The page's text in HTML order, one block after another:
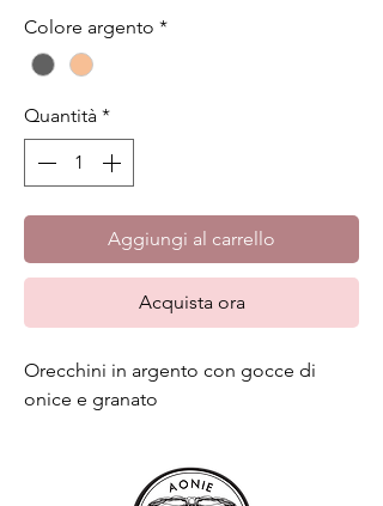
Colore argento *
Quantità *
Aggiungi al carrello
Acquista ora
Orecchini in argento con gocce di
onice e granato